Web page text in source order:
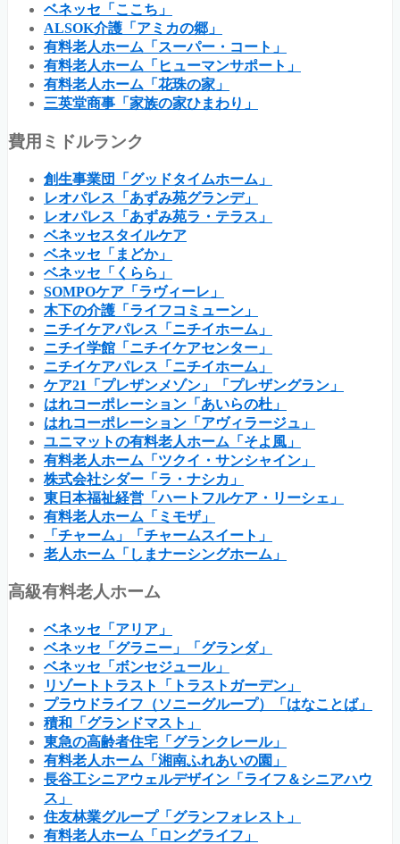
ベネッセ「ここち」
ALSOK介護「アミカの郷」
有料老人ホーム「スーパー・コート」
有料老人ホーム「ヒューマンサポート」
有料老人ホーム「花珠の家」
三英堂商事「家族の家ひまわり」
費用ミドルランク
創生事業団「グッドタイムホーム」
レオパレス「あずみ苑グランデ」
レオパレス「あずみ苑ラ・テラス」
ベネッセスタイルケア
ベネッセ「まどか」
ベネッセ「くらら」
SOMPOケア「ラヴィーレ」
木下の介護「ライフコミューン」
ニチイケアパレス「ニチイホーム」
ニチイ学館「ニチイケアセンター」
ニチイケアパレス「ニチイホーム」
ケア21「プレザンメゾン」「プレザングラン」
はれコーポレーション「あいらの杜」
はれコーポレーション「アヴィラージュ」
ユニマットの有料老人ホーム「そよ風」
有料老人ホーム「ツクイ・サンシャイン」
株式会社シダー「ラ・ナシカ」
東日本福祉経営「ハートフルケア・リーシェ」
有料老人ホーム「ミモザ」
「チャーム」「チャームスイート」
老人ホーム「しまナーシングホーム」
高級有料老人ホーム
ベネッセ「アリア」
ベネッセ「グラニー」「グランダ」
ベネッセ「ボンセジュール」
リゾートトラスト「トラストガーデン」
プラウドライフ（ソニーグループ）「はなことば」
積和「グランドマスト」
東急の高齢者住宅「グランクレール」
有料老人ホーム「湘南ふれあいの園」
長谷工シニアウェルデザイン「ライフ＆シニアハウ
ス」
住友林業グループ「グランフォレスト」
有料老人ホーム「ロングライフ」